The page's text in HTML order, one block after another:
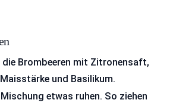
die Brombeeren mit Zitronensaft,
und Basilikum.
etwas ruhen. So ziehen